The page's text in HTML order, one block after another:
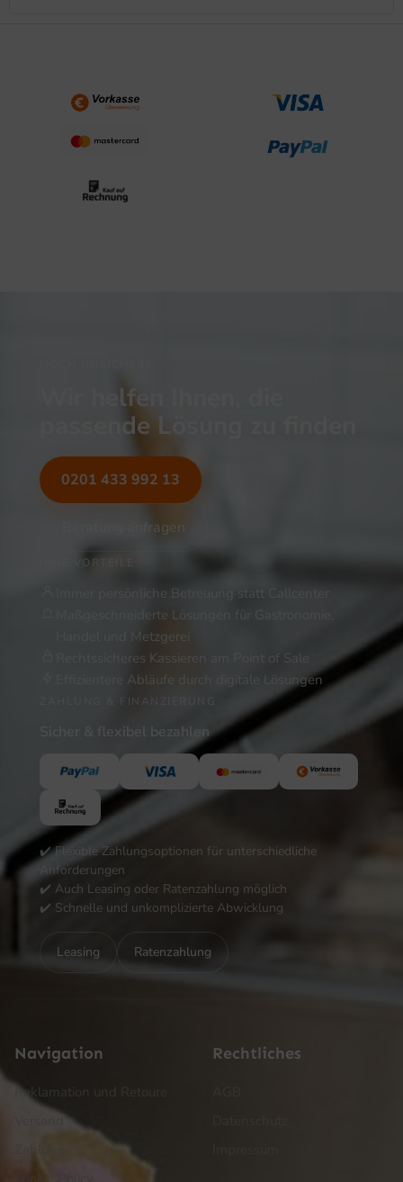
Wir helfen Ihnen, die
passende Lösung zu finden
0201 433 992 13
Beratung anfragen
IHRE VORTEILE
Immer persönliche Betreuung statt Callcenter
Maßgeschneiderte Lösungen für Gastronomie,
Handel und Metzgerei
Rechtssicheres Kassieren am Point of Sale
Effizientere Abläufe durch digitale Lösungen
ZAHLUNG & FINANZIERUNG
Sicher & flexibel bezahlen
✔️ Flexible Zahlungsoptionen für unterschiedliche
Anforderungen
✔️ Auch Leasing oder Ratenzahlung möglich
✔️ Schnelle und unkomplizierte Abwicklung
Leasing Ratenzahlung
Navigation
Reklamation und Retoure
Cookie Policy
Rechtliches